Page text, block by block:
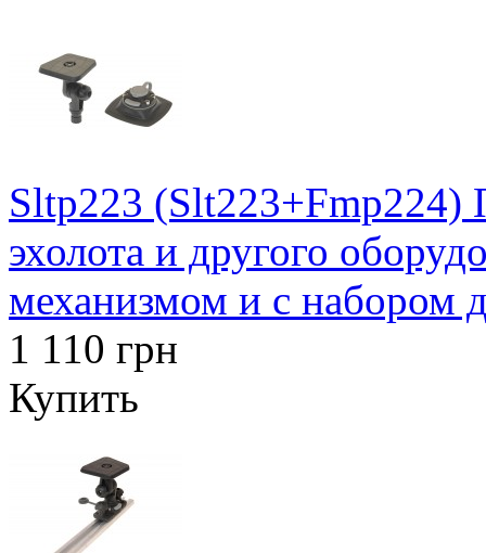
Sltp223
эхолота и другого
механизмом и с набором
1 110 грн
Купить